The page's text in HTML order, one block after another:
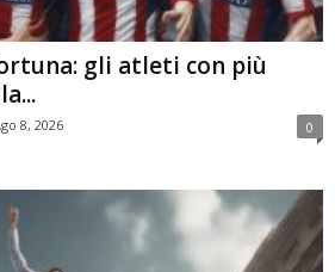
gli atleti con più
8, 2026 0